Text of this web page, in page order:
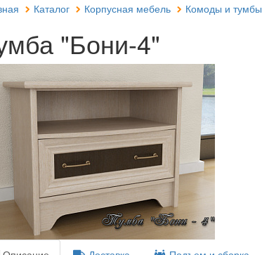
Каталог Корпусная мебель Комоды и тумбы
"Бони-4"